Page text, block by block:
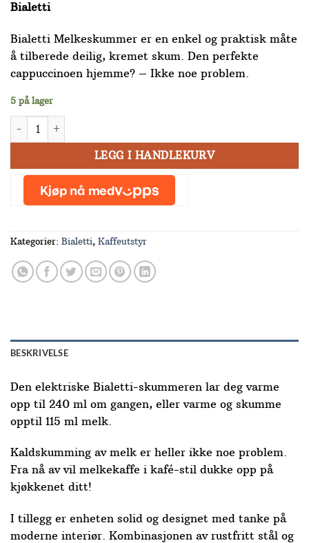
Bialetti
Bialetti Melkeskummer er en enkel og praktisk måte
å tilberede deilig, kremet skum. Den perfekte
cappuccinoen hjemme? – Ikke noe problem.
5 på lager
Bialetti Perfetto Crema Elektrisk melkeskummer antall
LEGG I HANDLEKURV
Kategorier: Bialetti, Kaffeutstyr
BESKRIVELSE
Den elektriske Bialetti-skummeren lar deg varme
opp til 240 ml om gangen, eller varme og skumme
opptil 115 ml melk.
Kaldskumming av melk er heller ikke noe problem.
Fra nå av vil melkekaffe i kafé-stil dukke opp på
kjøkkenet ditt!
I tillegg er enheten solid og designet med tanke på
moderne interiør. Kombinasjonen av rustfritt stål og